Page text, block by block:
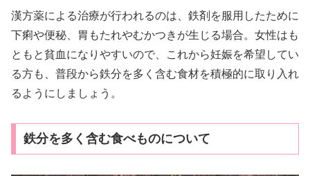
漢方薬による治療が行われるのは、鉄剤を服用したために
下痢や便秘、胃もたれやむかつきが生じる場合。女性はも
ともと貧血になりやすいので、これから妊娠を希望してい
る方も、普段から鉄分を多く含む食材を積極的に取り入れ
るようにしましょう。
鉄分を多く含む食べものについて